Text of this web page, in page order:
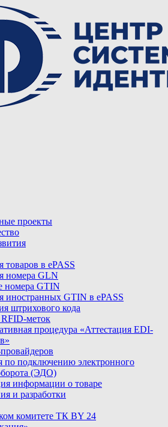
проекты
товаров в ePASS
номера GLN
номера GTIN
иностранных GTIN в ePASS
штрихового кода
меток
процедура «Аттестация EDI-
по подключению электронного
(ЭДО)
информации о товаре
и разработки
комитете ТК BY 24